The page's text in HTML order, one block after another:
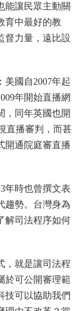
能讓民眾主動關
育中最好的教
督力量，遠比設
美國自2007年起
年開始直播網
，同年英國也開
直播審判，而甚
開通院庭審直播
年時也曾撰文表
趨勢。台灣身為
解司法程序如何
，就是讓司法程
於可公開審理範
技可以協助我們